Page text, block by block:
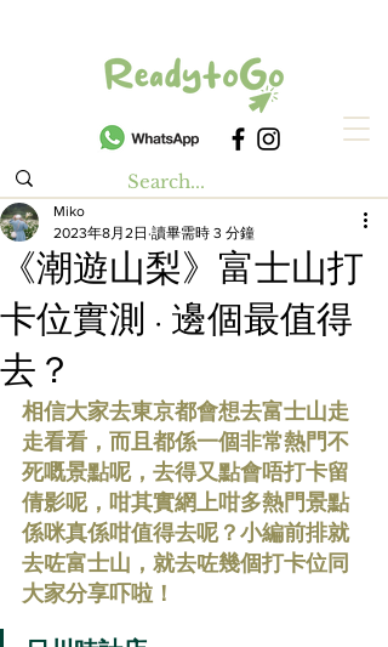
《潮遊山梨》富士山打
卡位實測 · 邊個最值得
去？
Miko
2023年8月2日 讀畢需時 3 分鐘
相信大家去東京都會想去富士山走
走看看，而且都係一個非常熱門不
死嘅景點呢，去得又點會唔打卡留
倩影呢，咁其實網上咁多熱門景點
係咪真係咁值得去呢？小編前排就
去咗富士山，就去咗幾個打卡位同
大家分享吓啦！